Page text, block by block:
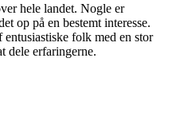
hele landet. Nogle er
op på en bestemt interesse.
folk med en stor
dele erfaringerne.